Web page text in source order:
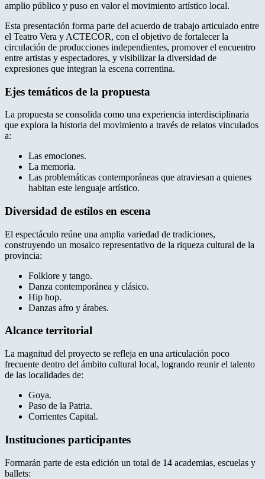
amplio público y puso en valor el movimiento artístico local.
Esta presentación forma parte del acuerdo de trabajo articulado entre
el Teatro Vera y ACTECOR, con el objetivo de fortalecer la
circulación de producciones independientes, promover el encuentro
entre artistas y espectadores, y visibilizar la diversidad de
expresiones que integran la escena correntina.
Ejes temáticos de la propuesta
La propuesta se consolida como una experiencia interdisciplinaria
que explora la historia del movimiento a través de relatos vinculados
a:
Las emociones.
La memoria.
Las problemáticas contemporáneas que atraviesan a quienes
habitan este lenguaje artístico.
Diversidad de estilos en escena
El espectáculo reúne una amplia variedad de tradiciones,
construyendo un mosaico representativo de la riqueza cultural de la
provincia:
Folklore y tango.
Danza contemporánea y clásico.
Hip hop.
Danzas afro y árabes.
Alcance territorial
La magnitud del proyecto se refleja en una articulación poco
frecuente dentro del ámbito cultural local, logrando reunir el talento
de las localidades de:
Goya.
Paso de la Patria.
Corrientes Capital.
Instituciones participantes
Formarán parte de esta edición un total de 14 academias, escuelas y
ballets: